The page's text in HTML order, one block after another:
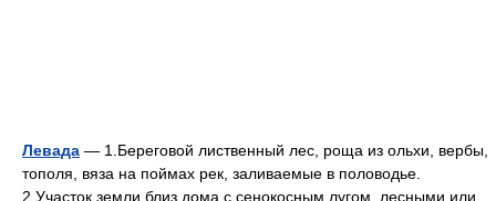
Левада — 1.Береговой лиственный лес, роща из ольхи, вербы,
тополя, вяза на поймах рек, заливаемые в половодье.
2.Участок земли близ дома с сенокосным лугом, лесными или